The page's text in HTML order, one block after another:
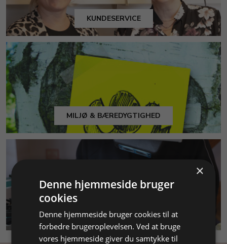
KUNDESERVICE
MILJØ & BÆREDYGTIGHED
SMYKKEKURSUS
×
Denne hjemmeside bruger
cookies
Denne hjemmeside bruger cookies til at
forbedre brugeroplevelsen. Ved at bruge
vores hjemmeside giver du samtykke til